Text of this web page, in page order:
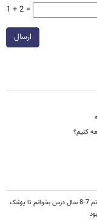
1 + 2 =
ارسال
کنیم؟
بازداشت دو جراح زیبایی قلابی/ یکی از متهمان: حوصله نداشتم 7-8 سال درس بخوانم تا پزشک